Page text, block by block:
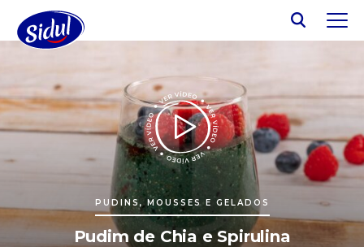
PUDINS, MOUSSES E GELADOS
Pudim de Chia e Spirulina